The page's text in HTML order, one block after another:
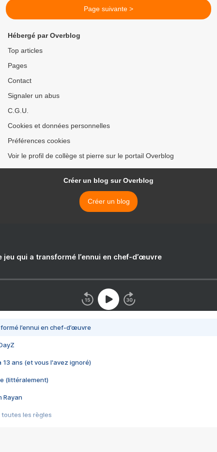
Page suivante >
Hébergé par Overblog
Top articles
Pages
Contact
Signaler un abus
C.G.U.
Cookies et données personnelles
Préférences cookies
Voir le profil de collège st pierre sur le portail Overblog
Créer un blog sur Overblog
Créer un blog
jeu qui a transformé l’ennui en chef-d’œuvre
l’ennui en chef-d’œuvre
13 ans (et vous l'avez ignoré)
(littéralement)
Rayan
toutes les règles